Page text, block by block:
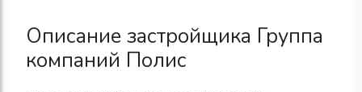
Описание застройщика Группа
компаний Полис